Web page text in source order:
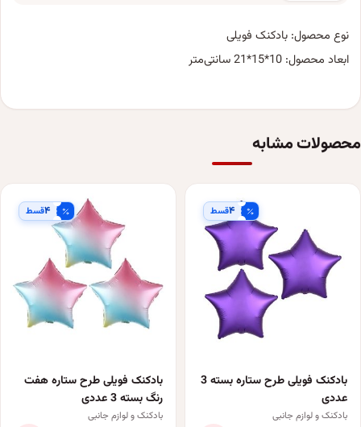
نوع محصول: بادکنک فویلی
ابعاد محصول: 10*15*21 سانتی‌متر
محصولات مشابه
۴قسط
بادکنک فویلی طرح ستاره بسته 3
عددی
بادکنک و لوازم جانبی
۴قسط
بادکنک فویلی طرح ستاره هفت
رنگ بسته 3 عددی
بادکنک و لوازم جانبی